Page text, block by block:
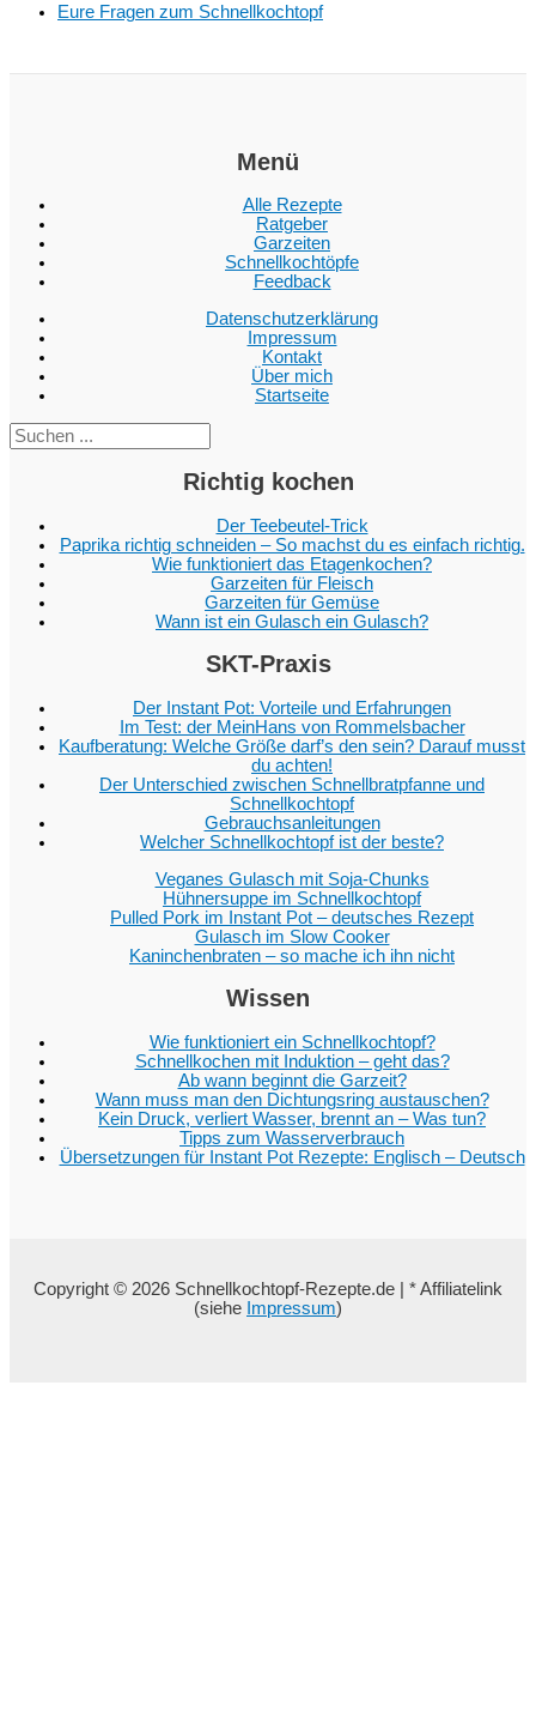
Eure Fragen zum Schnellkochtopf
Menü
Alle Rezepte
Ratgeber
Garzeiten
Schnellkochtöpfe
Feedback
Datenschutzerklärung
Impressum
Kontakt
Über mich
Startseite
Richtig kochen
Der Teebeutel-Trick
Paprika richtig schneiden – So machst du es einfach richtig.
Wie funktioniert das Etagenkochen?
Garzeiten für Fleisch
Garzeiten für Gemüse
Wann ist ein Gulasch ein Gulasch?
SKT-Praxis
Der Instant Pot: Vorteile und Erfahrungen
Im Test: der MeinHans von Rommelsbacher
Kaufberatung: Welche Größe darf’s den sein? Darauf musst
du achten!
Der Unterschied zwischen Schnellbratpfanne und
Schnellkochtopf
Gebrauchsanleitungen
Welcher Schnellkochtopf ist der beste?
Veganes Gulasch mit Soja-Chunks
Hühnersuppe im Schnellkochtopf
Pulled Pork im Instant Pot – deutsches Rezept
Gulasch im Slow Cooker
Kaninchenbraten – so mache ich ihn nicht
Wissen
Wie funktioniert ein Schnellkochtopf?
Schnellkochen mit Induktion – geht das?
Ab wann beginnt die Garzeit?
Wann muss man den Dichtungsring austauschen?
Kein Druck, verliert Wasser, brennt an – Was tun?
Tipps zum Wasserverbrauch
Übersetzungen für Instant Pot Rezepte: Englisch – Deutsch
Copyright © 2026 Schnellkochtopf-Rezepte.de | * Affiliatelink
(siehe Impressum)